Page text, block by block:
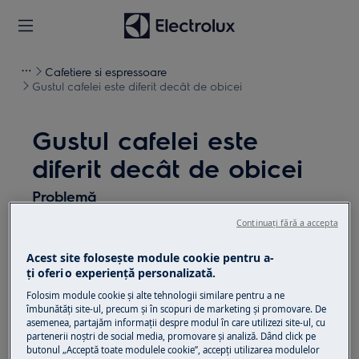
Cafetiere si espressoare
Gustul cafelei este diferit decât de obicei
Gustul cafelei este
diferit decât de obicei
Problemă
Gustul cafelei este diferit decât de obicei
Se aplică
toate aparatele de cafea
Soluție
Acest site folosește module cookie pentru a-
ţi oferi o experienţă personalizată.
Folosim module cookie și alte tehnologii similare pentru a ne
îmbunătăţi site-ul, precum și în scopuri de marketing și promovare. De
asemenea, partajăm informaţii despre modul în care utilizezi site-ul, cu
partenerii noștri de social media, promovare și analiză. Dând click pe
butonul „Acceptă toate modulele cookie”, accepţi utilizarea modulelor
Continuați fără a accepta